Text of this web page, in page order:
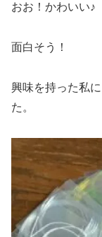
おお！かわいい♪
面白そう！
興味を持った私
た。